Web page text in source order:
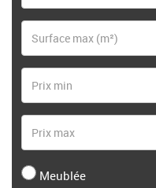
Meublée